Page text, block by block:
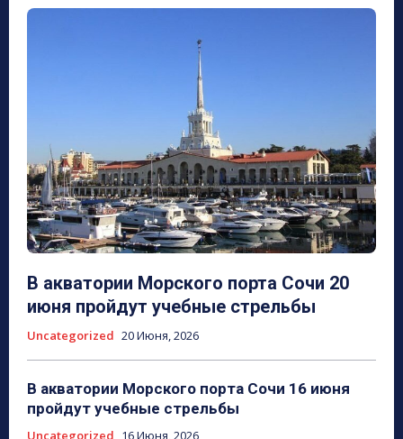
В акватории Морского порта Сочи 20
июня пройдут учебные стрельбы
Uncategorized 20 Июня, 2026
В акватории Морского порта Сочи 16 июня
пройдут учебные стрельбы
Uncategorized 16 Июня, 2026